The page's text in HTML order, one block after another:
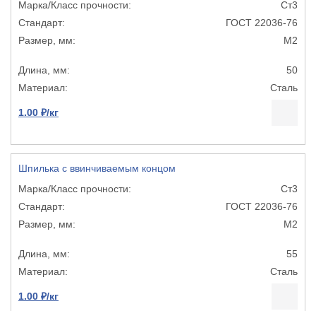
Ст3
ГОСТ 22036-76
М2
50
Сталь
1.00 ₽/кг
Шпилька с ввинчиваемым концом
Ст3
ГОСТ 22036-76
М2
55
Сталь
1.00 ₽/кг